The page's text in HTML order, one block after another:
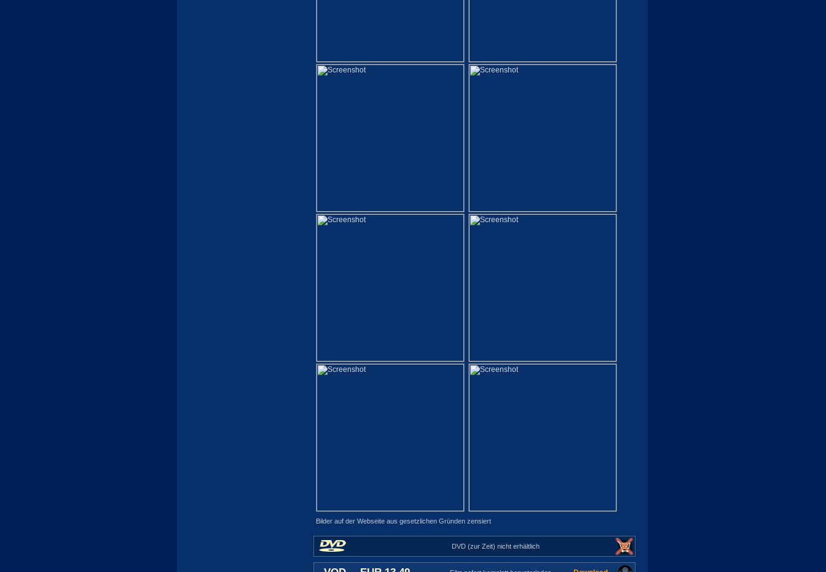
Bilder auf der Webseite aus gesetzlichen Gründen zensiert
DVD (zur Zeit) nicht erhältlich